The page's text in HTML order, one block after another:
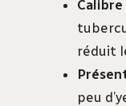
réduit
peu